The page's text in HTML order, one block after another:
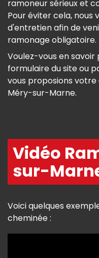
ramoneur sérieux et
Pour éviter cela, nous
d'entretien afin de
ramonage obligatoire.
Voulez-vous en
formulaire du site ou
vous proposions
Méry-sur-Marne.
Vidéo
sur-
Voici quelques
cheminée :